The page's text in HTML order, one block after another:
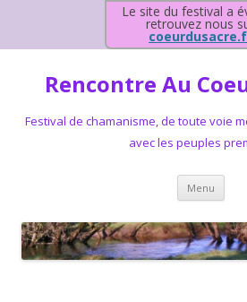
Le site du festival a
retrouvez nous
Rencontre Au
Festival de chamanisme, de toute voie
avec les peuples
Menu